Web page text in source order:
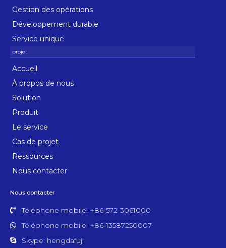
Gestion des opérations
Développement durable
Service unique
Accueil
À propos de nous
Solution
Produit
Le service
Cas de projet
Ressources
Nous contacter
Nous contacter
Téléphone mobile: +86-572-3061000
Téléphone mobile: +86-13587250007
Skype: hengdafuji